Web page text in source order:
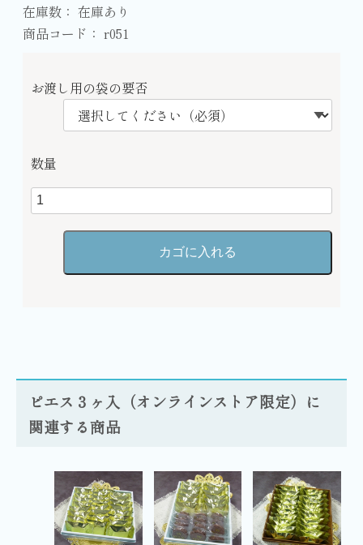
在庫数： 在庫あり
商品コード： r051
お渡し用の袋の要否
数量
ピエス３ヶ入（オンラインストア限定）に
関連する商品